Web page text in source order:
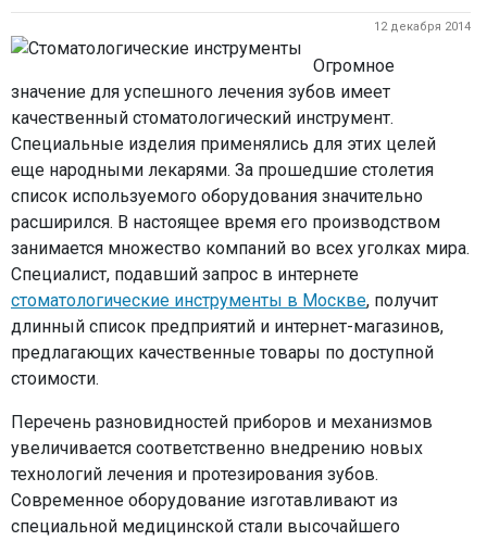
12 декабря 2014
Огромное
значение для успешного лечения зубов имеет
качественный стоматологический инструмент.
Специальные изделия применялись для этих целей
еще народными лекарями. За прошедшие столетия
список используемого оборудования значительно
расширился. В настоящее время его производством
занимается множество компаний во всех уголках мира.
Специалист, подавший запрос в интернете
стоматологические инструменты в Москве, получит
длинный список предприятий и интернет-магазинов,
предлагающих качественные товары по доступной
стоимости.
Перечень разновидностей приборов и механизмов
увеличивается соответственно внедрению новых
технологий лечения и протезирования зубов.
Современное оборудование изготавливают из
специальной медицинской стали высочайшего